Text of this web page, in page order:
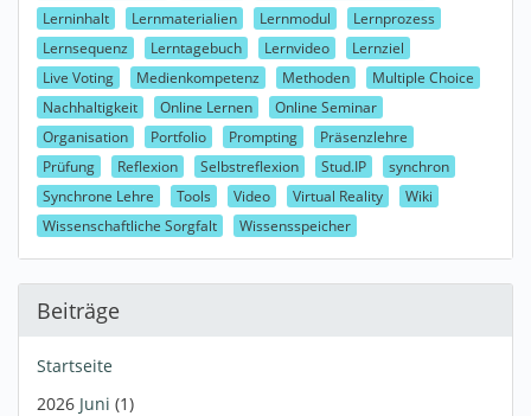
Lerninhalt
Lernmaterialien Lernmodul
Lernprozess
Lernsequenz
Lerntagebuch Lernvideo
Lernziel
Live Voting
Medienkompetenz Methoden
Multiple Choice
Nachhaltigkeit
Online Lernen
Online Seminar
Organisation
Portfolio Prompting
Präsenzlehre
Prüfung
Reflexion Selbstreflexion Stud.IP
synchron
Synchrone Lehre
Tools Video Virtual Reality
Wiki
Wissenschaftliche Sorgfalt
Wissensspeicher
Beiträge
Startseite
2026 Juni (1)